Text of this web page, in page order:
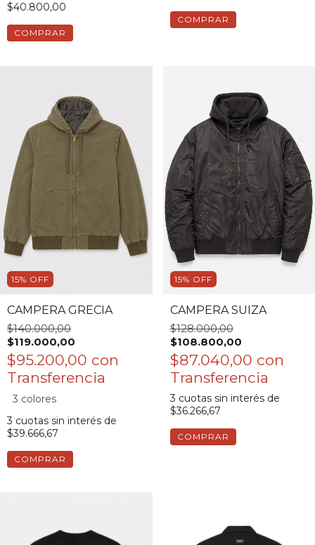
$40.800,00
COMPRAR
COMPRAR
15% OFF
CAMPERA GRECIA
$140.000,00
$119.000,00
$95.200,00 con
3 colores
3 cuotas sin interés de
$39.666,67
COMPRAR
15% OFF
CAMPERA SUIZA
$128.000,00
$108.800,00
$87.040,00 con
3 cuotas sin interés de
$36.266,67
COMPRAR